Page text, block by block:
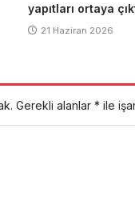
yapıtları ortaya
21 Haziran 2026
Gerekli alanlar * ile